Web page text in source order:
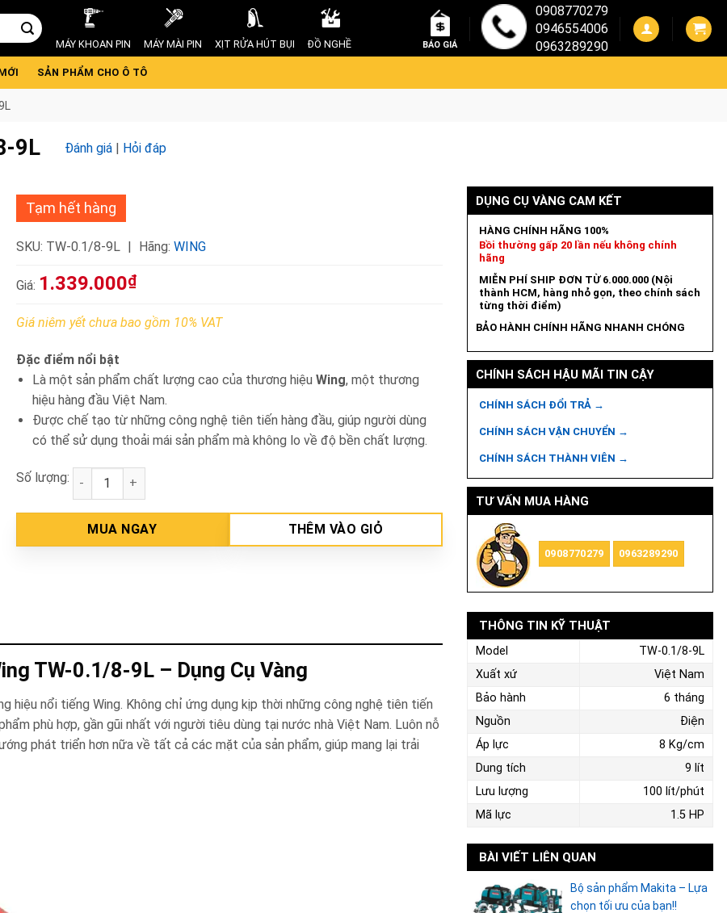
MÁY KHOAN PIN MÁY MÀI PIN XỊT RỬA HÚT BỤI ĐỒ NGHỀ BÁO GIÁ
0908770279
0946554006
0963289290
SẢN PHẨM CHO Ô TÔ
9L Đánh giá | Hỏi đáp
Tạm hết hàng
SKU: TW-0.1/8-9L Hãng: WING
Giá: 1.339.000₫
Giá niêm yết chưa bao gồm 10% VAT
Đặc điểm nổi bật
Là một sản phẩm chất lượng cao của thương hiệuWing, một thương
hiệu hàng đầu Việt Nam.
Được chế tạo từ những công nghệ tiên tiến hàng đầu, giúp người dùng
có thể sử dụng thoải mái sản phẩm mà không lo về độ bền chất lượng.
Số lượng: Máy nén khí đầu liền Wing TW-0.1/8-9L số lượng
MUA NGAY THÊM VÀO GIỎ
DỤNG CỤ VÀNG CAM KẾT
HÀNG CHÍNH HÃNG 100%
Bồi thường gấp 20 lần nếu không chính
hãng
MIỄN PHÍ SHIP ĐƠN TỪ 6.000.000 (Nội
thành HCM, hàng nhỏ gọn, theo chính sách
từng thời điểm)
BẢO HÀNH CHÍNH HÃNG NHANH CHÓNG
CHÍNH SÁCH HẬU MÃI TIN CẬY
CHÍNH SÁCH ĐỔI TRẢ →
CHÍNH SÁCH VẬN CHUYỂN →
CHÍNH SÁCH THÀNH VIÊN →
TƯ VẤN MUA HÀNG
0908770279 0963289290
TW-0.1/8-9L – Dụng Cụ Vàng
hiệu nổi tiếng Wing. Không chỉ ứng dụng kịp thời những công nghệ tiên tiến
phù hợp, gần gũi nhất với người tiêu dùng tại nước nhà Việt Nam. Luôn nỗ
phát triển hơn nữa về tất cả các mặt của sản phẩm, giúp mang lại trải
THÔNG TIN KỸ THUẬT
Model
TW-0.1/8-9L
Xuất xứ
Việt Nam
Bảo hành
6 tháng
Nguồn
Điện
Áp lực
8 Kg/cm
Dung tích
9 lít
Lưu lượng
100 lít/phút
Mã lực
1.5 HP
BÀI VIẾT LIÊN QUAN
Bộ sản phẩm Makita – Lựa
chọn tối ưu của bạn!!